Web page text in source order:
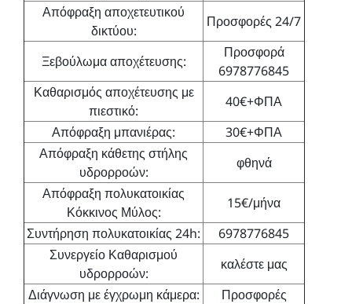
Απόφραξη αποχετευτικού
δικτύου:
Προσφορές 24/7
Ξεβούλωμα αποχέτευσης:
Προσφορά
6978776845
Καθαρισμός αποχέτευσης με
πιεστικό:
40€+ΦΠΑ
Απόφραξη μπανιέρας:
30€+ΦΠΑ
Απόφραξη κάθετης στήλης
υδρορροών:
φθηνά
Απόφραξη πολυκατοικίας
Κόκκινος Μύλος:
15€/μήνα
Συντήρηση πολυκατοικίας 24h:
6978776845
Συνεργείο Καθαρισμού
υδρορροών:
καλέστε μας
Διάγνωση με έγχρωμη κάμερα:
Προσφορές